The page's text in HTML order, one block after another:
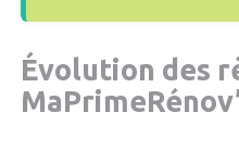
Évolution des